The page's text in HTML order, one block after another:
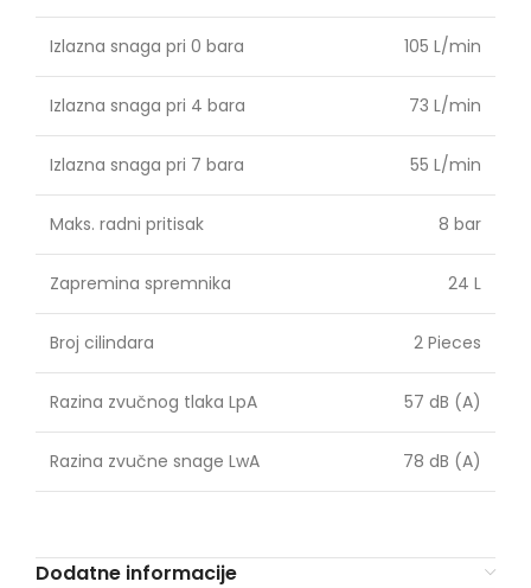
Izlazna snaga pri 0 bara 105 L/min
Izlazna snaga pri 4 bara 73 L/min
Izlazna snaga pri 7 bara 55 L/min
Maks. radni pritisak 8 bar
Zapremina spremnika 24 L
Broj cilindara 2 Pieces
Razina zvučnog tlaka LpA 57 dB (A)
Razina zvučne snage LwA 78 dB (A)
Dodatne informacije